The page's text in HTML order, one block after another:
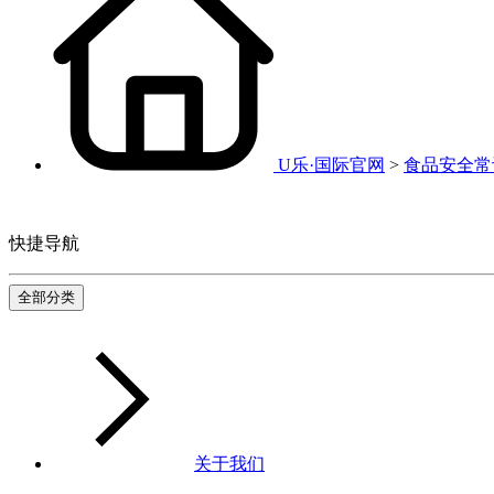
U乐·国际官网 > 食品安全
快捷导航
全部分类
关于我们